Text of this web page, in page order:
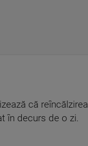
că reîncălzirea
în decurs de o zi.